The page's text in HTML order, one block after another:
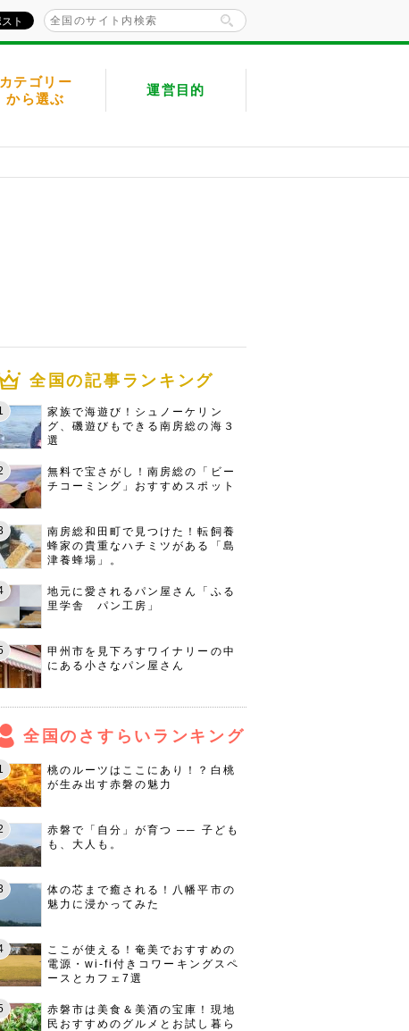
カテゴリー
から選ぶ
運営目的
全国の記事ランキング
家族で海遊び！シュノーケリン
グ、磯遊びもできる南房総の海３
選
無料で宝さがし！南房総の「ビー
チコーミング」おすすめスポット
南房総和田町で見つけた！転飼養
蜂家の貴重なハチミツがある「島
津養蜂場」。
地元に愛されるパン屋さん「ふる
里学舎 パン工房」
甲州市を見下ろすワイナリーの中
にある小さなパン屋さん
全国のさすらいランキング
桃のルーツはここにあり！？白桃
が生み出す赤磐の魅力
赤磐で「自分」が育つ ── 子ども
も、大人も。
体の芯まで癒される！八幡平市の
魅力に浸かってみた
ここが使える！奄美でおすすめの
電源・wi-fi付きコワーキングスペ
ースとカフェ7選
赤磐市は美食＆美酒の宝庫！現地
民おすすめのグルメとお試し暮ら